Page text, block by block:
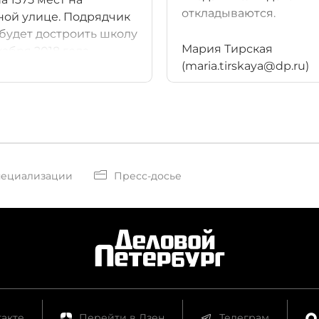
улице. Подрядчик
достроить школу
2018 года.
откладываются.
Мария Тирская
(maria.tirskaya@dp.ru)
Пресс-досье